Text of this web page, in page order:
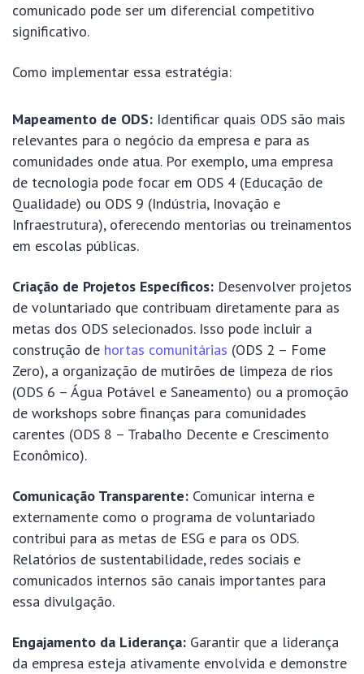
comunicado pode ser um diferencial competitivo
significativo.
Como implementar essa estratégia:
Mapeamento de ODS: Identificar quais ODS são mais
relevantes para o negócio da empresa e para as
comunidades onde atua. Por exemplo, uma empresa
de tecnologia pode focar em ODS 4 (Educação de
Qualidade) ou ODS 9 (Indústria, Inovação e
Infraestrutura), oferecendo mentorias ou treinamentos
em escolas públicas.
Criação de Projetos Específicos: Desenvolver projetos
de voluntariado que contribuam diretamente para as
metas dos ODS selecionados. Isso pode incluir a
construção de hortas comunitárias (ODS 2 – Fome
Zero), a organização de mutirões de limpeza de rios
(ODS 6 – Água Potável e Saneamento) ou a promoção
de workshops sobre finanças para comunidades
carentes (ODS 8 – Trabalho Decente e Crescimento
Econômico).
Comunicação Transparente: Comunicar interna e
externamente como o programa de voluntariado
contribui para as metas de ESG e para os ODS.
Relatórios de sustentabilidade, redes sociais e
comunicados internos são canais importantes para
essa divulgação.
Engajamento da Liderança: Garantir que a liderança
da empresa esteja ativamente envolvida e demonstre